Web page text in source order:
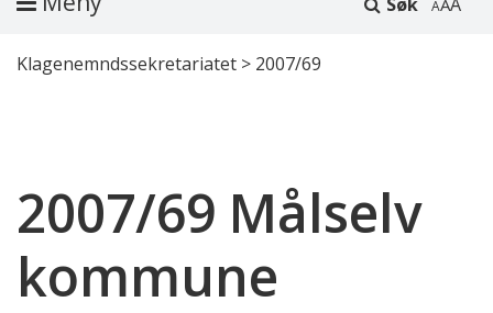
A
Klagenemndssekretariatet > 2007/69
2007/69 Målselv
kommune